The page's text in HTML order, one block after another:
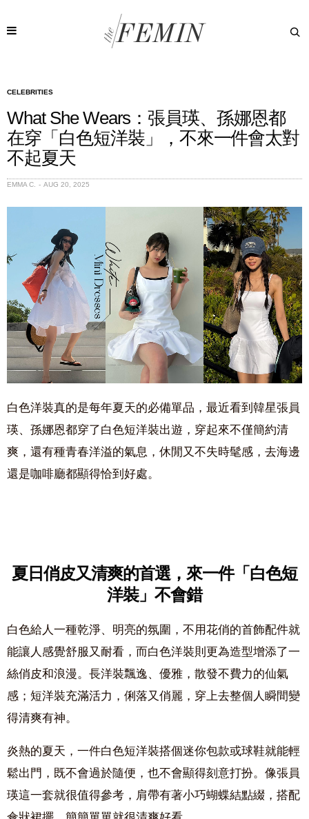
CELEBRITIES
What She Wears：張員瑛、孫娜恩都
在穿「白色短洋裝」，不來一件會太對
不起夏天
EMMA C. AUG 20, 2025
白色洋裝真的是每年夏天的必備單品，最近看到韓星張員
瑛、孫娜恩都穿了白色短洋裝出遊，穿起來不僅簡約清
爽，還有種青春洋溢的氣息，休閒又不失時髦感，去海邊
還是咖啡廳都顯得恰到好處。
夏日俏皮又清爽的首選， 來一件「白色短
洋裝」不會錯
白色給人一種乾淨、明亮的氛圍，不用花俏的首飾配件就
能讓人感覺舒服又耐看，而白色洋裝則更為造型增添了一
絲俏皮和浪漫。長洋裝飄逸、優雅，散發不費力的仙氣
感；短洋裝充滿活力，俐落又俏麗，穿上去整個人瞬間變
得清爽有神。
炎熱的夏天，一件白色短洋裝搭個迷你包款或球鞋就能輕
鬆出門，既不會過於隨便，也不會顯得刻意打扮。像張員
瑛這一套就很值得參考，肩帶有著小巧蝴蝶結點綴，搭配